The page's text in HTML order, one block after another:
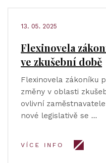
13. 05. 2025
Flexinovela
ve zkušební době
Flexinovela zákoníku
změny v oblasti
ovlivní
nové legislativě se …
VÍCE INFO